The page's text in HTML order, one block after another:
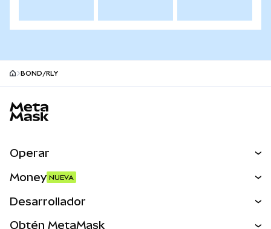
BOND/RLY
Operar
Money NUEVA
Desarrollador
Obtén MetaMask